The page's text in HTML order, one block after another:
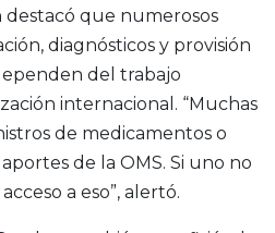
que numerosos
diagnósticos y provisión
del trabajo
internacional. “Muchas
de medicamentos o
de la OMS. Si uno no
a eso”, alertó.